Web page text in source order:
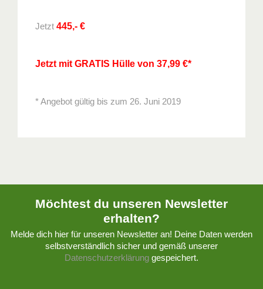
Jetzt 445,- €
Jetzt mit GRATIS Hülle von 37,99 €*
* Angebot gültig bis zum 26. Juni 2019
Möchtest du unseren Newsletter
erhalten?
Melde dich hier für unseren Newsletter an! Deine Daten werden
selbstverständlich sicher und gemäß unserer
Datenschutzerklärung gespeichert.